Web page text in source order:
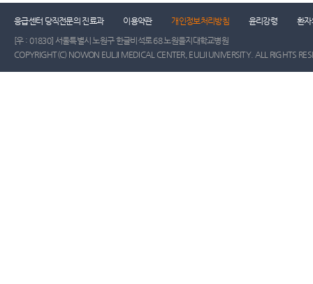
응급센터 당직전문의 진료과 이용약관 개인정보처리방침 윤리강령
환자
[우 : 01830] 서울특별시 노원구 한글비석로 68 노원을지대학교병원
COPYRIGHT(C) NOWON EULJI MEDICAL CENTER, EULJI UNIVERSITY. ALL RIGHTS